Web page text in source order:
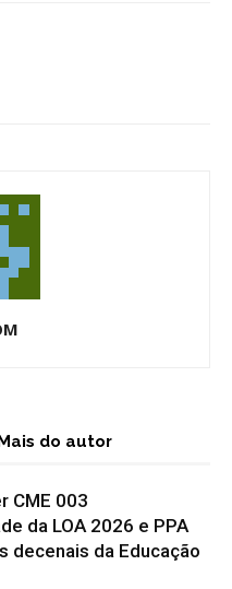
Mais do autor
CME 003
da LOA 2026 e PPA
decenais da Educação